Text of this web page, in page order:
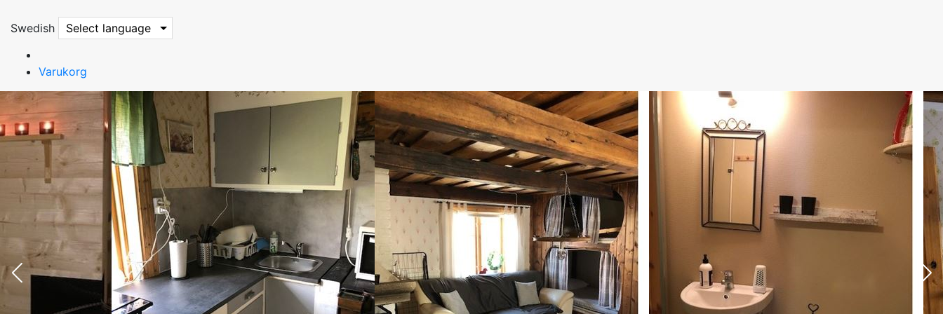
Swedish Select language
Varukorg